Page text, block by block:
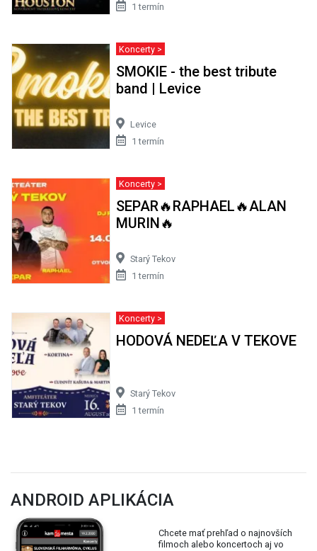
1 termín
Koncerty >
SMOKIE - the best tribute
band | Levice
Levice
1 termín
Koncerty >
SEPAR🔥RAPHAEL🔥ALAN
MURIN🔥
Starý Tekov
1 termín
Koncerty >
HODOVÁ NEDEĽA V TEKOVE
Starý Tekov
1 termín
ANDROID APLIKÁCIA
Chcete mať prehľad o najnovších
filmoch alebo koncertoch aj vo